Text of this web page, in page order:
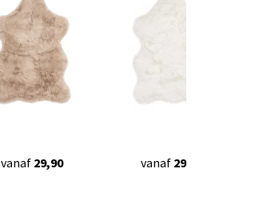
vanaf 29,90 vanaf 29,90